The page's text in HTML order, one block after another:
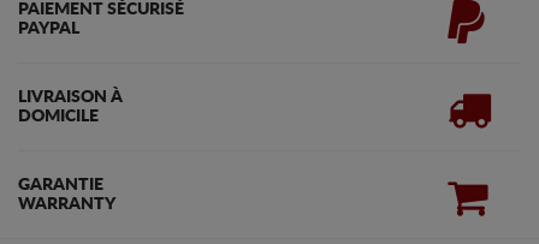
PAIEMENT SÉCURISÉ
PAYPAL
LIVRAISON À
DOMICILE
GARANTIE
WARRANTY